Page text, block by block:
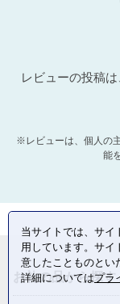
レビューの投稿
※レビューは、個人の
能
お礼の品から探す
当サイトでは、サイ
用しています。サイ
意したことものとい
詳細についてはプラ